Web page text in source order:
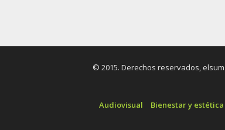
© 2015. Derechos reservados,
Audiovisual
Bienestar y estética